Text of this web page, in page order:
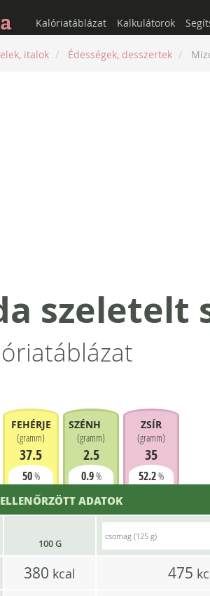
Kalóriatáblázat Kalkulátorok
italok Édességek, desszertek
szeletelt
FEHÉRJE
(gramm)
37.5
50%
SZÉNHIDRÁT
(gramm)
2.5
0.9%
ZSÍR
(gramm)
35
52.2%
ELLENŐRZÖTT ADATOK
100 G
380 kcal 475